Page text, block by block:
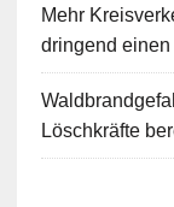
Mehr
dringend
Löschkräfte